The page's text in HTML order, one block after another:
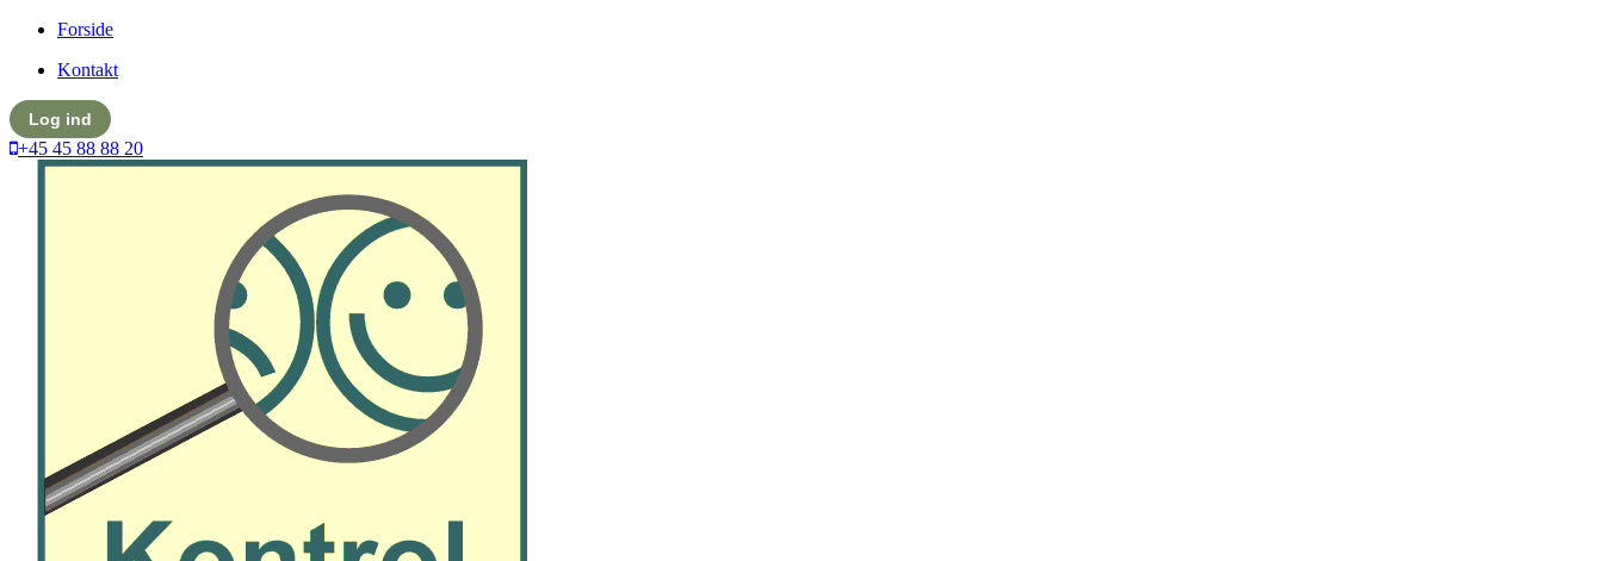
Forside
Kontakt
Log ind
+45 45 88 88 20